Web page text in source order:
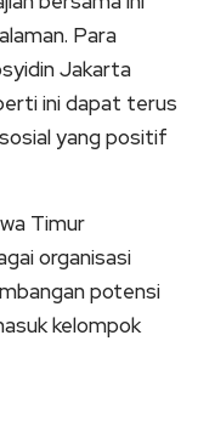
Para
Jakarta
ini dapat terus
yang positif
Timur
organisasi
potensi
kelompok